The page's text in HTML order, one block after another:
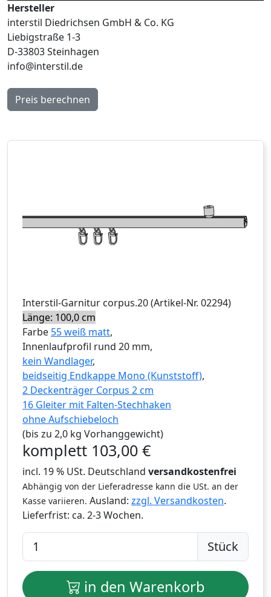
Hersteller
interstil Diedrichsen GmbH & Co. KG
Liebigstraße 1-3
D-33803 Steinhagen
info@interstil.de
Preis berechnen
Interstil-Garnitur corpus.20(Artikel-Nr. 02294)
Länge: 100,0 cm
Farbe 55 weiß matt,
Innenlaufprofil rund 20 mm,
kein Wandlager,
beidseitig Endkappe Mono (Kunststoff),
2 Deckenträger Corpus 2 cm
16 Gleiter mit Falten-Stechhaken
ohne Aufschiebeloch
(bis zu 2,0 kg Vorhanggewicht)
komplett 103,00 €
incl. 19 % USt. Deutschland versandkostenfrei
Abhängig von der Lieferadresse kann die USt. an der
Kasse variieren. Ausland: zzgl. Versandkosten.
Lieferfrist: ca. 2-3 Wochen.
Stück
in den Warenkorb